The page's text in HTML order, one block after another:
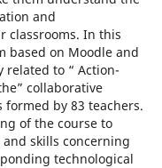
and
classrooms. In this
based on Moodle and
related to “ Action-
collaborative
formed by 83 teachers.
of the course to
skills concerning
technological